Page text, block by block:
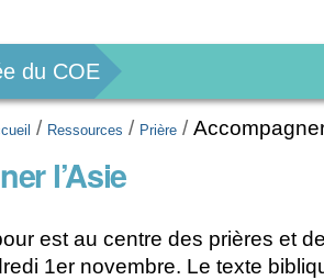
du COE
/ Ressources / Prière /
l’Asie
est au centre des prières et
1er novembre. Le texte